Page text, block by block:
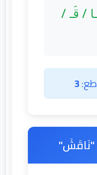
/ قَـ /
3
"نَاقَشَ"